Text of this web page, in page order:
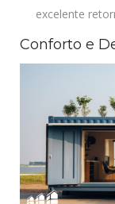
excelente
Conforto e